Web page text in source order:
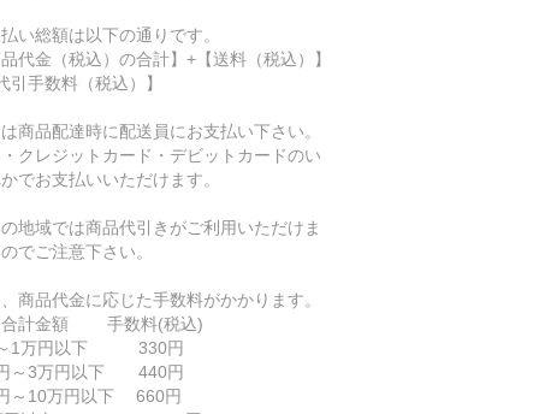
い総額は以下の通りです。
代金（税込）の合計】+【送料（税込）】
引手数料（税込）】
商品配達時に配送員にお支払い下さい。
クレジットカード・デビットカードのい
でお支払いいただけます。
地域では商品代引きがご利用いただけま
でご注意下さい。
商品代金に応じた手数料がかかります。
合計金額 手数料(税込)
1万円以下 330円
～3万円以下 440円
～10万円以下 660円